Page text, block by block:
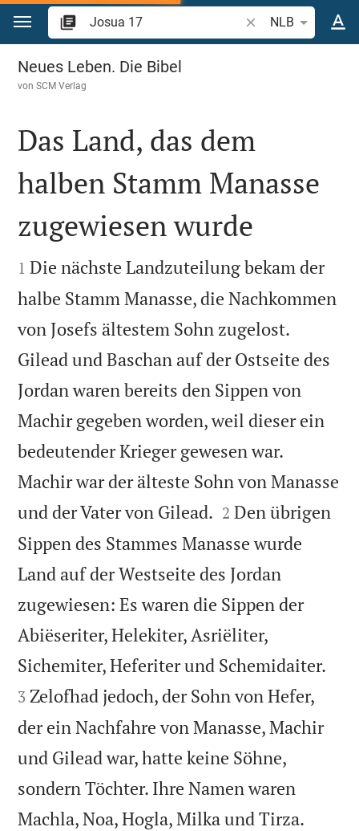
Zum Inhalt springen
Bibelstelle oder
NLB
Josua 17
Neues Leben. Die Bibel
vonSCM Verlag

Das Land, das dem
halben Stamm Manasse
zugewiesen wurde

1 Die nächste Landzuteilung bekam der
halbe Stamm Manasse, die Nachkommen
von Josefs ältestem Sohn zugelost.
Gilead und Baschan auf der Ostseite des
Jordan waren bereits den Sippen von
Machir gegeben worden, weil dieser ein
bedeutender Krieger gewesen war.
Machir war der älteste Sohn von Manasse
und der Vater von Gilead. 

2 Den übrigen
Sippen des Stammes Manasse wurde
Land auf der Westseite des Jordan
zugewiesen: Es waren die Sippen der
Abiëseriter, Helekiter, Asriëliter,
Sichemiter, Heferiter und Schemidaiter.
3 Zelofhad jedoch, der Sohn von Hefer,
der ein Nachfahre von Manasse, Machir
und Gilead war, hatte keine Söhne,
sondern Töchter. Ihre Namen waren
Machla, Noa, Hogla, Milka und Tirza.